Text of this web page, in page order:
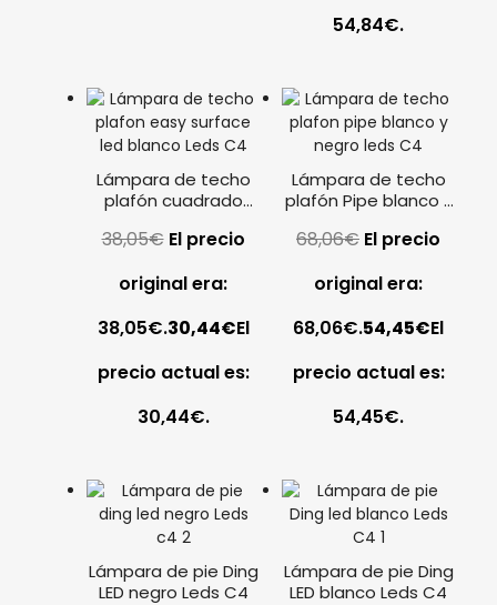
54,84€.
Lámpara de techo
plafón cuadrado
blanco Leds C4
38,05€ El precio
original era:
38,05€.30,44€El
precio actual es:
30,44€.
Lámpara de techo
plafón Pipe blanco y
68,06€ El precio
original era:
68,06€.54,45€El
precio actual es:
54,45€.
Lámpara de pie Ding
LED negro Leds C4
Lámpara de pie Ding
LED blanco Leds C4